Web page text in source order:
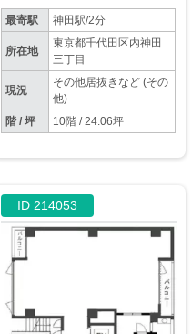
最寄駅 神田駅/2分
所在地
東京都千代田区内神田
三丁目
現況
その他居抜きなど (その
他)
階 / 坪
10階 / 24.06坪
ID 214053